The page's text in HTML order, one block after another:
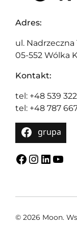
Adres:
ul. Nadrzeczna
05-552 Wólka
Kontakt:
tel: +48 539
tel: +48 787
grupa
Facebook
© 2026 Moon.